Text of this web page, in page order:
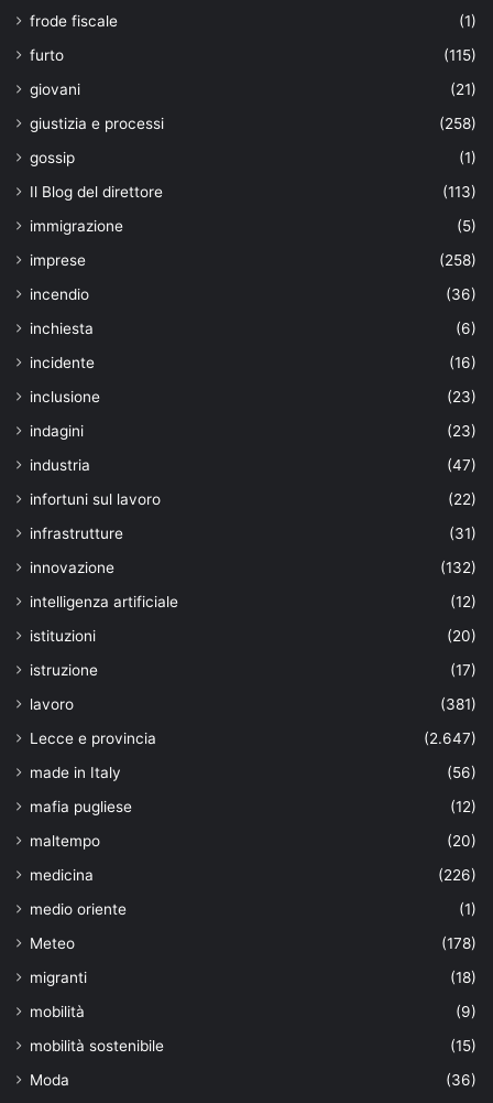
frode fiscale
(1)
furto
(115)
giovani
(21)
giustizia e processi
(258)
gossip
(1)
Il Blog del direttore
(113)
immigrazione
(5)
imprese
(258)
incendio
(36)
inchiesta
(6)
incidente
(16)
inclusione
(23)
indagini
(23)
industria
(47)
infortuni sul lavoro
(22)
infrastrutture
(31)
innovazione
(132)
intelligenza artificiale
(12)
istituzioni
(20)
istruzione
(17)
lavoro
(381)
Lecce e provincia
(2.647)
made in Italy
(56)
mafia pugliese
(12)
maltempo
(20)
medicina
(226)
medio oriente
(1)
Meteo
(178)
migranti
(18)
mobilità
(9)
mobilità sostenibile
(15)
Moda
(36)